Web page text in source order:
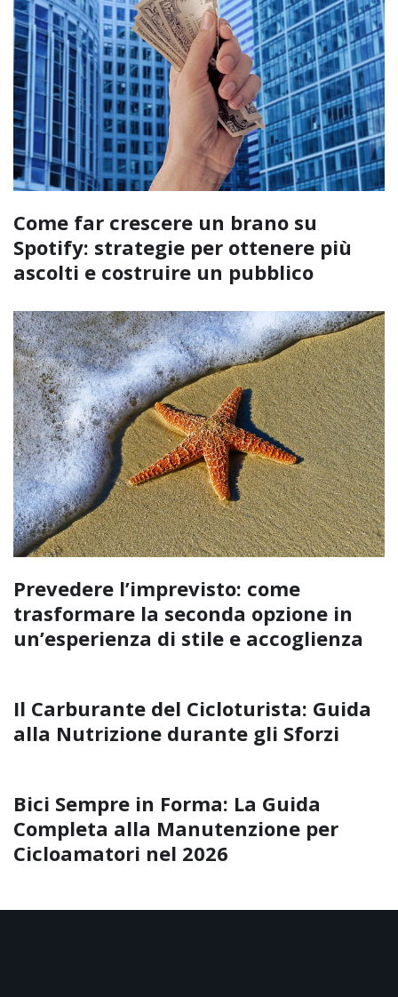
Come far crescere un brano su
Spotify: strategie per ottenere più
ascolti e costruire un pubblico
Prevedere l’imprevisto: come
trasformare la seconda opzione in
un’esperienza di stile e accoglienza
Il Carburante del Cicloturista: Guida
alla Nutrizione durante gli Sforzi
Bici Sempre in Forma: La Guida
Completa alla Manutenzione per
Cicloamatori nel 2026